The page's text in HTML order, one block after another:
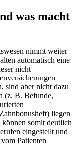
was macht
nimmt weiter
automatisch eine
nicht
sind aber nicht dazu
(z. B. Befunde,
liegen
somit deutlich
eingestellt und
Patienten